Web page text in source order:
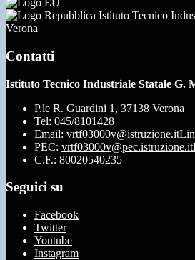
Istituto Tecnico
Verona
Contatti
Istituto Tecnico Industriale Statale G.
P.le R. Guardini 1, 37138 Verona
Tel: 045/8101428
Email: vrtf03000v@istruzione.it
PEC: vrtf03000v@pec.istruzione.it
C.F.: 80020540235
Seguici su
Facebook
Twitter
Youtube
Instagram